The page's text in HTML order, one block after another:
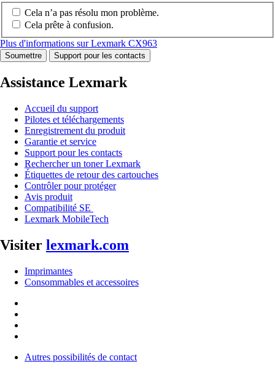
Cela n’a pas résolu mon problème.
Cela prête à confusion.
Plus d'informations sur Lexmark CX963
Soumettre Support pour les contacts
Assistance Lexmark
Accueil du support
Pilotes et téléchargements
Enregistrement du produit
Garantie et service
Support pour les contacts
Rechercher un toner Lexmark
Étiquettes de retour des cartouches
Contrôler pour protéger
Avis produit
Compatibilité SE
Lexmark MobileTech
Visiter lexmark.com
Imprimantes
Consommables et accessoires
Autres possibilités de contact